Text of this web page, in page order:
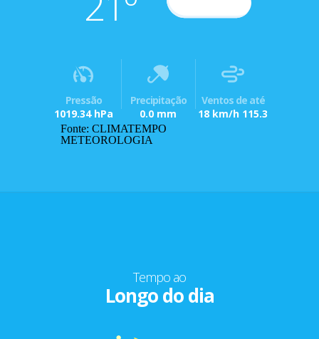
Pressão
1019.34 hPa
Precipitação
0.0 mm
Ventos de até
18 km/h 115.3
Fonte: CLIMATEMPO
METEOROLOGIA
Tempo ao
Longo do dia